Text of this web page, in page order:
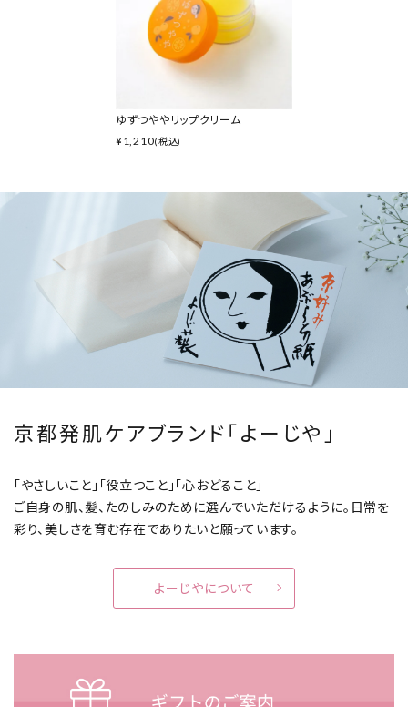
ゆずつややリップクリーム
¥1,210(税込)
京都発肌ケアブランド「よーじや」
「やさしいこと」「役立つこと」「心おどること」
ご自身の肌、髪、たのしみのために選んでいただけるように。 日常を
彩り、美しさを育む存在でありたいと願っています。
よーじやについて